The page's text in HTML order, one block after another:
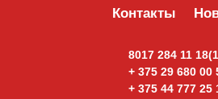
Контакты
8017 284 11
+ 375 29 680 00
+ 375 44 777 25
ОТПРАВИТЬ
Наши менеджеры